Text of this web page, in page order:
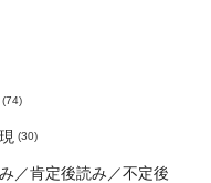
(74)
(30)
／肯定後読み／不定後